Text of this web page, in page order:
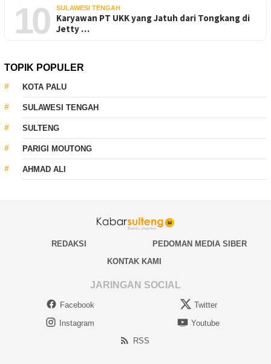
10 SULAWESI TENGAH
Karyawan PT UKK yang Jatuh dari Tongkang di
Jetty …
TOPIK POPULER
KOTA PALU
SULAWESI TENGAH
SULTENG
PARIGI MOUTONG
AHMAD ALI
REDAKSI
PEDOMAN MEDIA SIBER
KONTAK KAMI
JARINGAN SOCIAL
Facebook
Twitter
Instagram
Youtube
RSS